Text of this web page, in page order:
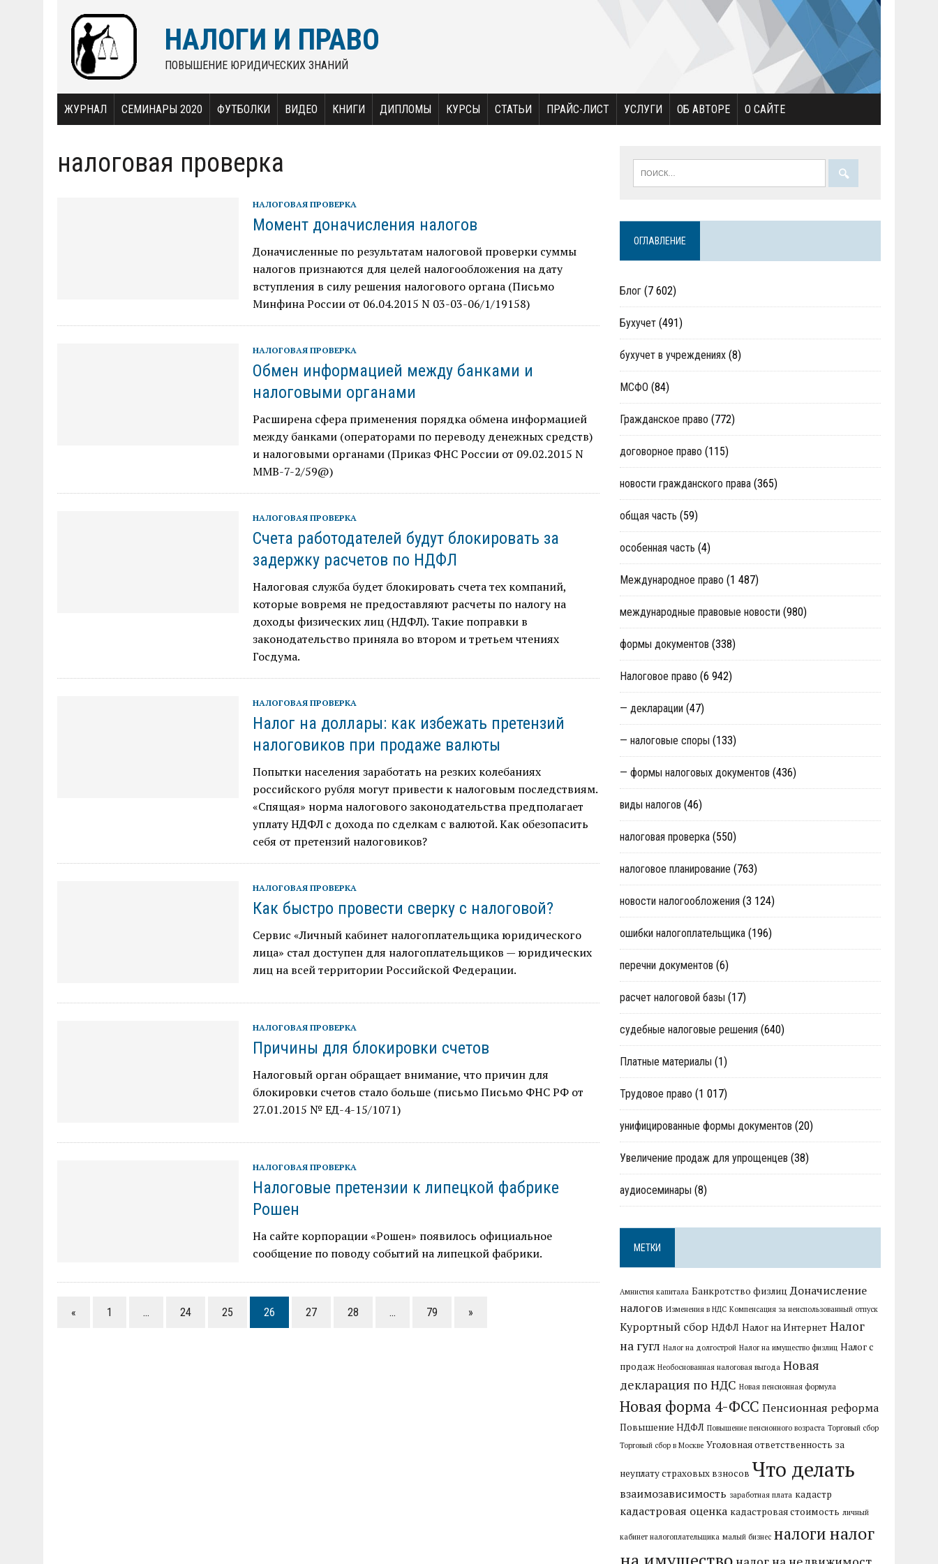
НАЛОГИ И ПРАВО
ПОВЫШЕНИЕ ЮРИДИЧЕСКИХ ЗНАНИЙ
ЖУРНАЛ СЕМИНАРЫ 2020 ФУТБОЛКИ ВИДЕО КНИГИ ДИПЛОМЫ КУРСЫ СТАТЬИ ПРАЙС-ЛИСТ УСЛУГИ ОБ АВТОРЕ О САЙТЕ
налоговая проверка
НАЛОГОВАЯ ПРОВЕРКА
Момент доначисления налогов
Доначисленные по результатам налоговой проверки суммы
налогов признаются для целей налогообложения на дату
вступления в силу решения налогового органа (Письмо
Минфина России от 06.04.2015 N 03-03-06/1/19158)
НАЛОГОВАЯ ПРОВЕРКА
Обмен информацией между банками и
налоговыми органами
Расширена сфера применения порядка обмена информацией
между банками (операторами по переводу денежных средств)
и налоговыми органами (Приказ ФНС России от 09.02.2015 N
ММВ-7-2/59@)
НАЛОГОВАЯ ПРОВЕРКА
Счета работодателей будут блокировать за
задержку расчетов по НДФЛ
Налоговая служба будет блокировать счета тех компаний,
которые вовремя не предоставляют расчеты по налогу на
доходы физических лиц (НДФЛ). Такие поправки в
законодательство приняла во втором и третьем чтениях
Госдума.
НАЛОГОВАЯ ПРОВЕРКА
Налог на доллары: как избежать претензий
налоговиков при продаже валюты
Попытки населения заработать на резких колебаниях
российского рубля могут привести к налоговым последствиям.
«Спящая» норма налогового законодательства предполагает
уплату НДФЛ с дохода по сделкам с валютой. Как обезопасить
себя от претензий налоговиков?
НАЛОГОВАЯ ПРОВЕРКА
Как быстро провести сверку с налоговой?
Сервис «Личный кабинет налогоплательщика юридического
лица» стал доступен для налогоплательщиков — юридических
лиц на всей территории Российской Федерации.
НАЛОГОВАЯ ПРОВЕРКА
Причины для блокировки счетов
Налоговый орган обращает внимание, что причин для
блокировки счетов стало больше (письмо Письмо ФНС РФ от
27.01.2015 № ЕД-4-15/1071)
НАЛОГОВАЯ ПРОВЕРКА
Налоговые претензии к липецкой фабрике
Рошен
На сайте корпорации «Рошен» появилось официальное
сообщение по поводу событий на липецкой фабрики.
« 1 … 24 25 26 27 28 … 79 »
ОГЛАВЛЕНИЕ
Блог (7 602)
Бухучет (491)
бухучет в учреждениях (8)
МСФО (84)
Гражданское право (772)
договорное право (115)
новости гражданского права (365)
общая часть (59)
особенная часть (4)
Международное право (1 487)
международные правовые новости (980)
формы документов (338)
Налоговое право (6 942)
— декларации (47)
— налоговые споры (133)
— формы налоговых документов (436)
виды налогов (46)
налоговая проверка (550)
налоговое планирование (763)
новости налогообложения (3 124)
ошибки налогоплательщика (196)
перечни документов (6)
расчет налоговой базы (17)
судебные налоговые решения (640)
Платные материалы (1)
Трудовое право (1 017)
унифицированные формы документов (20)
Увеличение продаж для упрощенцев (38)
аудиосеминары (8)
МЕТКИ
Амнистия капитала Банкротство физлиц Доначисление
налогов Изменения в НДС Компенсация за неиспользованный отпуск
Курортный сбор НДФЛ Налог на Интернет Налог
на гугл Налог на долгострой Налог на имущество физлиц Налог с
продаж Необоснованная налоговая выгода Новая
декларация по НДС Новая пенсионная формула
Новая форма 4-ФСС Пенсионная реформа
Повышение НДФЛ Повышение пенсионного возраста Торговый сбор
Торговый сбор в Москве Уголовная ответственность за
неуплату страховых взносов Что делать
взаимозависимость заработная плата кадастр
кадастровая оценка кадастровая стоимость личный
кабинет налогоплательщика малый бизнес налоги налог